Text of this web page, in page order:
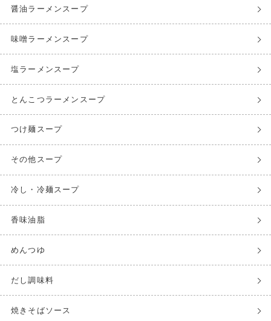
醤油ラーメンスープ
味噌ラーメンスープ
塩ラーメンスープ
とんこつラーメンスープ
つけ麺スープ
その他スープ
冷し・冷麺スープ
香味油脂
めんつゆ
だし調味料
焼きそばソース